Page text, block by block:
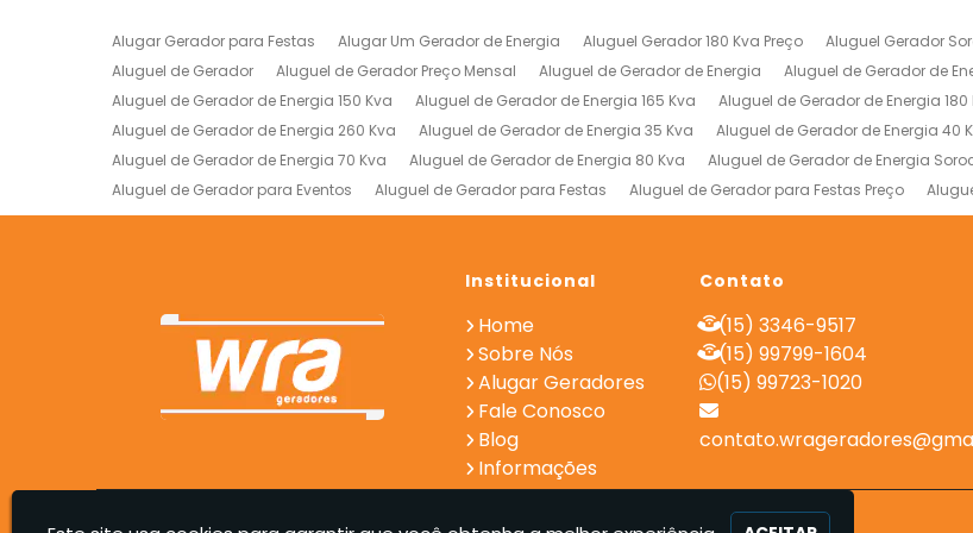
Alugar Gerador para Festas Alugar Um Gerador de Energia Aluguel Gerador 180 Kva Preço Aluguel Gerador
Aluguel de Gerador
Aluguel de Gerador Preço Mensal Aluguel de Gerador de Energia Aluguel de Gerador de
Aluguel de Gerador de Energia 150 Kva
Aluguel de Gerador de Energia 165 Kva Aluguel de Gerador de Energia 180
Aluguel de Gerador de Energia 260 Kva
Aluguel de Gerador de Energia 35 Kva Aluguel de Gerador de Energia 40
Aluguel de Gerador de Energia 70 Kva
Aluguel de Gerador de Energia 80 Kva Aluguel de Gerador de Energia
Aluguel de Gerador para Eventos
Aluguel de Gerador para Festas Aluguel de Gerador para Festas Preço
Empresa de Aluguel de Geradores
Empresa de Gerador de Energia Empresa de Geradores Empresa de
Locação Geradores de Energia Locação de Compressores de Alta Pressão Locação
Locação de Geradores para Hospitais
Locação de Geradores para Obras Preço Aluguel de Gerador Preço
Institucional
Home
Sobre Nós
Alugar Geradores
Fale Conosco
Blog
Informações
Contato
(15) 3346-9517
(15) 99799-1604
(15) 99723-1020
WRA Geradores - GERADORES